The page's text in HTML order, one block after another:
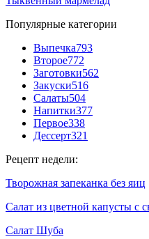
Популярные категории
Выпечка793
Второе772
Заготовки562
Закуски516
Салаты504
Напитки377
Первое338
Дессерт321
Рецепт недели:
Творожная запеканка без яиц
Салат из цветной капусты с
Салат Шуба